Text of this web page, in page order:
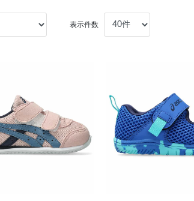
表示件数